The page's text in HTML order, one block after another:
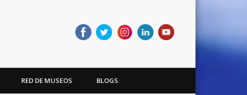
Española
RED DE MUSEOS BLOGS